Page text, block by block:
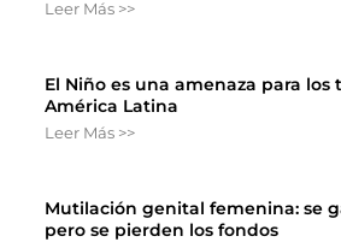
Leer Más >>
El Niño es una amenaza para los
América Latina
Leer Más >>
Mutilación genital femenina: se
pero se pierden los fondos